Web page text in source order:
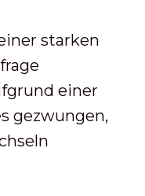
starken
einer
gezwungen,